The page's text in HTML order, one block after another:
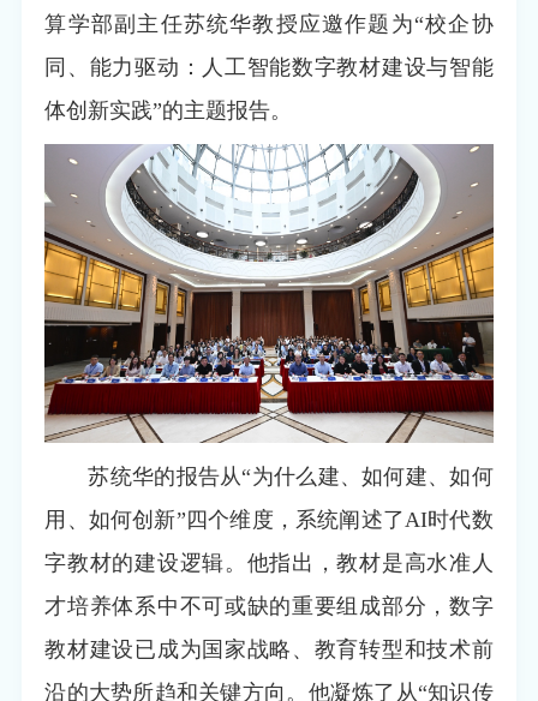
算学部副主任苏统华教授应邀作题为“校企协
同、能力驱动：人工智能数字教材建设与智能
体创新实践”的主题报告。
苏统华的报告从“为什么建、如何建、如何
用、如何创新”四个维度，系统阐述了AI时代数
字教材的建设逻辑。他指出，教材是高水准人
才培养体系中不可或缺的重要组成部分，数字
教材建设已成为国家战略、教育转型和技术前
沿的大势所趋和关键方向。他凝炼了从“知识传